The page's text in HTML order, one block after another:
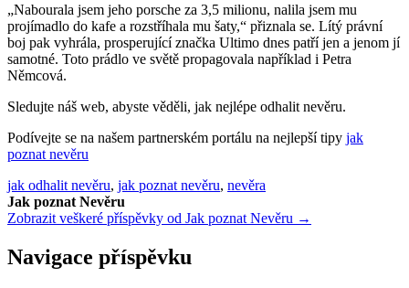
„Nabourala jsem jeho porsche za 3,5 milionu, nalila jsem mu
projímadlo do kafe a rozstříhala mu šaty,“ přiznala se. Lítý právní
boj pak vyhrála, prosperující značka Ultimo dnes patří jen a jenom jí
samotné. Toto prádlo ve světě propagovala například i Petra
Němcová.
Sledujte náš web, abyste věděli, jak nejlépe odhalit nevěru.
Podívejte se na našem partnerském portálu na nejlepší tipy jak
poznat nevěru
jak odhalit nevěru, jak poznat nevěru, nevěra
Jak poznat Nevěru
Zobrazit veškeré příspěvky od Jak poznat Nevěru →
Navigace příspěvku